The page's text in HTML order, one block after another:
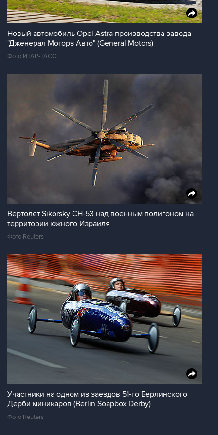
Новый автомобиль Opel Astra производства завода
"Дженерал Моторз Авто" (General Motors)
Фото ИТАР-ТАСС
Вертолет Sikorsky CH-53 над военным полигоном на
территории южного Израиля
Фото Reuters
Участники на одном из заездов 51-го Берлинского
Дерби миникаров (Berlin Soapbox Derby)
Фото Reuters